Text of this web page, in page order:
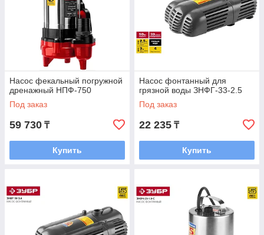
Насос фекальный погружной
дренажный НПФ-750
Под заказ
59 730 ₸
Купить
Насос фонтанный для
грязной воды ЗНФГ-33-2.5
Под заказ
22 235 ₸
Купить